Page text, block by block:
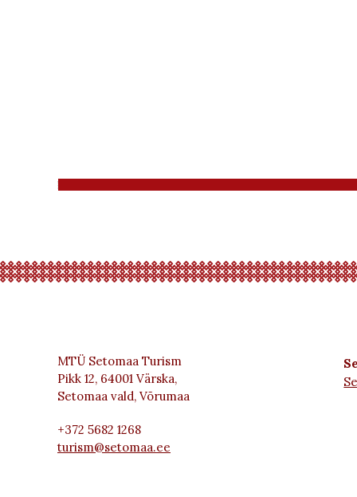
MTÜ Setomaa Turism
Pikk 12, 64001 Värska,
Setomaa vald, Võrumaa
+372 5682 1268
turism@setomaa.ee